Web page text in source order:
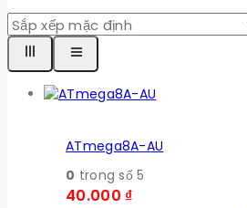
ATmega8A-AU
0 trong số 5
40.000 ₫